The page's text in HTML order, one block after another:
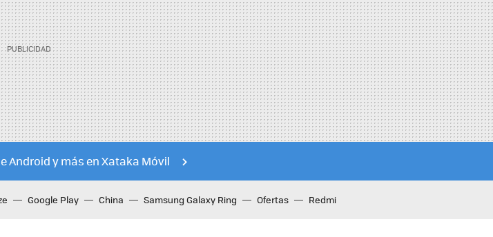
Android y más en Xataka Móvil
Google Play China Samsung Galaxy Ring Ofertas Redmi